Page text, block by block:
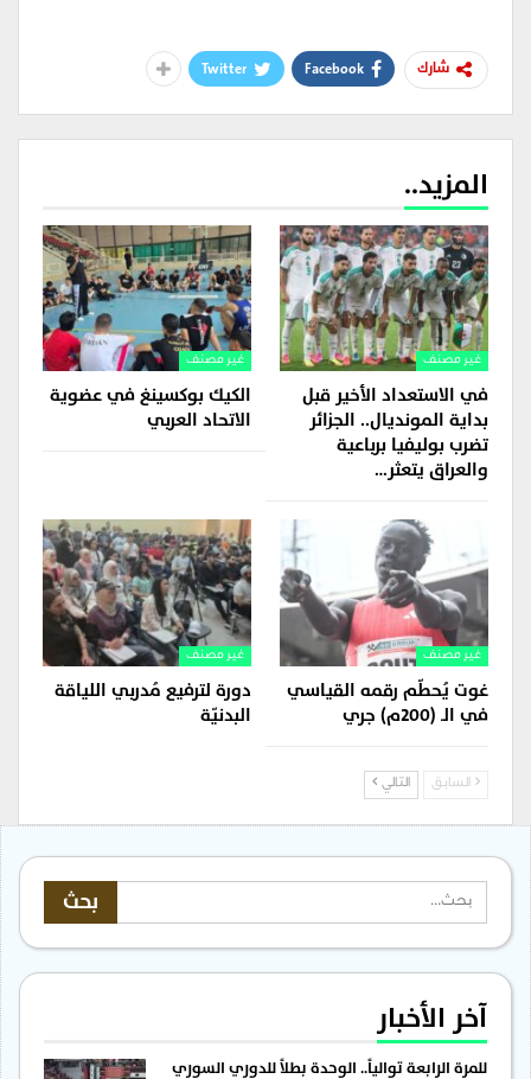
شارك Facebook
Twitter
المزيد..
غير مصنف
في الاستعداد الأخير قبل
بداية المونديال.. الجزائر
تضرب بوليفيا برباعية
والعراق يتعثر…
غير مصنف
الكيك بوكسينغ في عضوية
الاتحاد العربي
غير مصنف
غوت يُحطّم رقمه القياسي
في الـ (200م) جري
غير مصنف
دورة لترفيع مُدربي اللياقة
البدنيّة
السابق التالي
آخر الأخبار
للمرة الرابعة توالياً.. الوحدة بطلاً للدوري السوري